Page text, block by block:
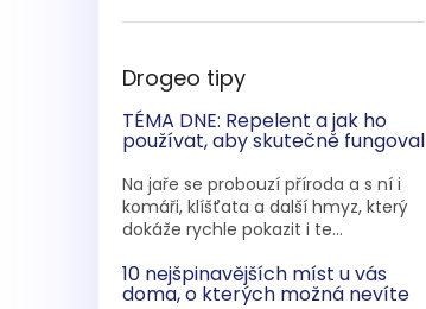
Drogeo tipy
TÉMA DNE: Repelent a jak ho
používat, aby skutečně fungoval
Na jaře se probouzí příroda a s ní i
komáři, klíšťata a další hmyz, který
dokáže rychle pokazit i te...
10 nejšpinavějších míst u vás
doma, o kterých možná nevíte